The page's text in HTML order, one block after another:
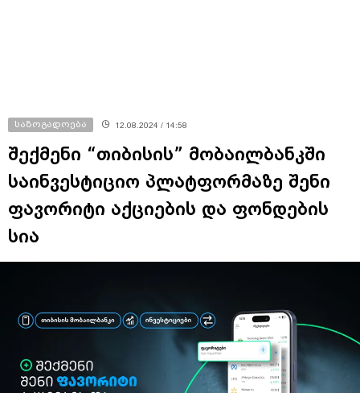
საზოგადოება 12.08.2024 / 14:58
შექმენი “თიბისის” მობაილბანკში
საინვესტიციო პლატფორმაზე შენი
ფავორიტი აქციების და ფონდების
სია